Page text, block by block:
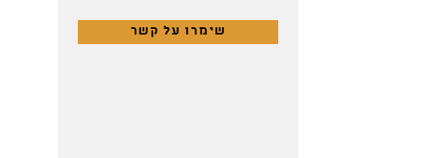
שימרו על קשר